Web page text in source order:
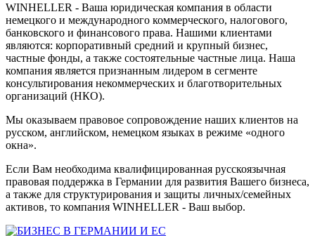
WINHELLER - Ваша юридическая компания в области
немецкого и международного коммерческого, налогового,
банковского и финансового права. Нашими клиентами
являются: корпоративный средний и крупный бизнес,
частные фонды, а также состоятельные частные лица. Наша
компания является признанным лидером в сегменте
консультирования некоммерческих и благотворительных
организаций (НКО).
Мы оказываем правовое сопровождение наших клиентов на
русском, английском, немецком языках в режиме «одного
окна».
Если Вам необходима квалифицированная русскоязычная
правовая поддержка в Германии для развития Вашего бизнеса,
а также для структурирования и защиты личных/семейных
активов, то компания WINHELLER - Ваш выбор.